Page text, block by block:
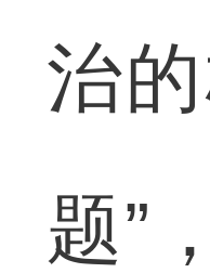
治
题”